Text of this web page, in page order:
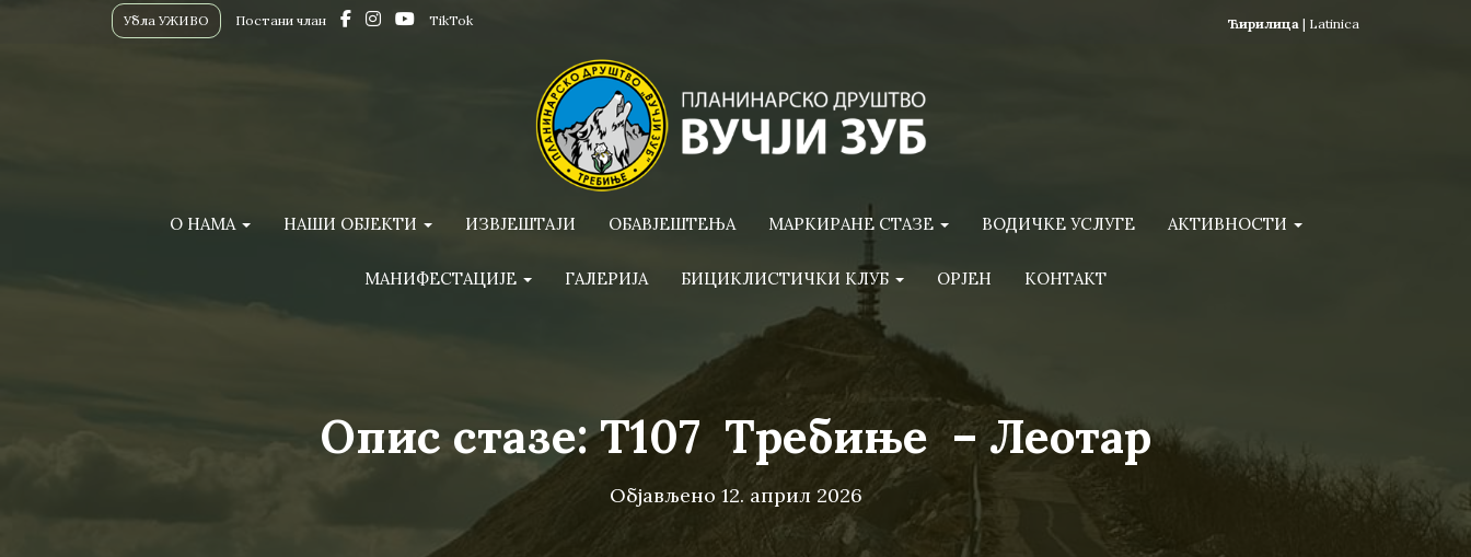
Ћирилица | Latinica
Убла УЖИВО Постани члан TikTok
О НАМА НАШИ ОБЈЕКТИ ИЗВЈЕШТАЈИ ОБАВЈЕШТЕЊА МАРКИРАНЕ СТАЗЕ ВОДИЧКЕ УСЛУГЕ АКТИВНОСТИ
МАНИФЕСТАЦИЈЕ ГАЛЕРИЈА БИЦИКЛИСТИЧКИ КЛУБ ОРЈЕН КОНТАКТ
Опис стазе: T107 Требиње – Леотар
Објављено 12. април 2026